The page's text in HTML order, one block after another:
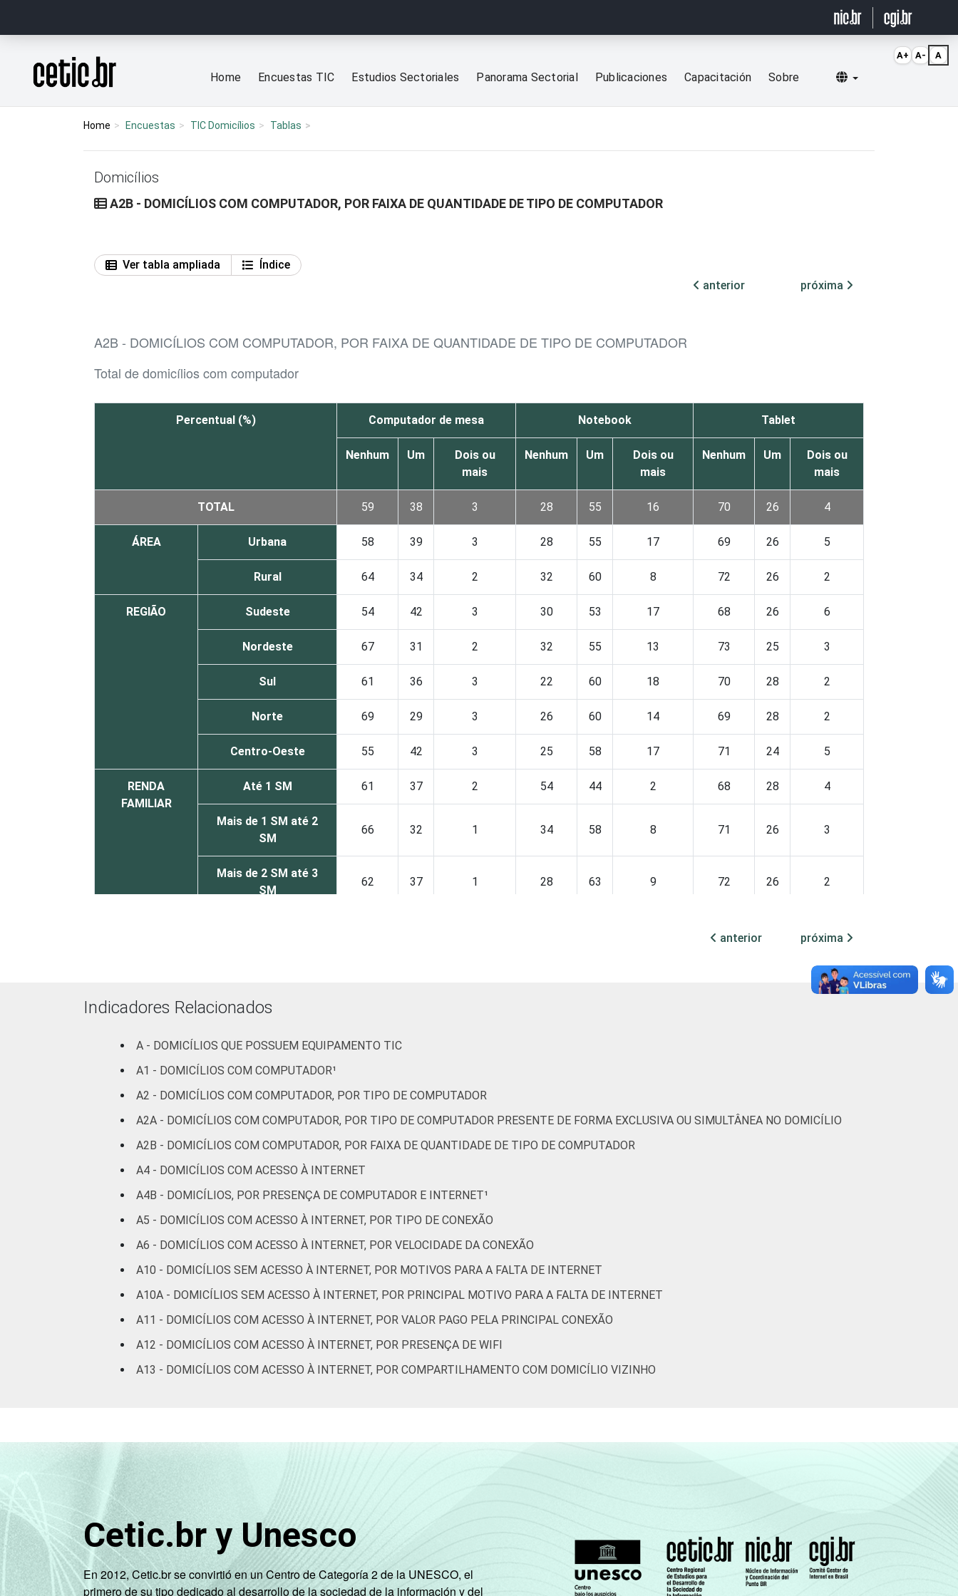
Página inicial
Home Encuestas TIC Estudios Sectoriales Panorama Sectorial Publicaciones Capacitación Sobre Selecionar idioma
Home Encuestas TIC Domicílios Tablas
Domicílios
A2B - DOMICÍLIOS COM COMPUTADOR, POR FAIXA DE QUANTIDADE DE TIPO DE COMPUTADOR
Ver tabla ampliada
Índice
anterior
próxima
A2B - DOMICÍLIOS COM COMPUTADOR, POR FAIXA DE QUANTIDADE DE TIPO DE COMPUTADOR
Total de domicílios com computador
Percentual (%) Computador de mesa Notebook Tablet
Nenhum Um
Dois ou
mais
Nenhum Um
Dois ou
mais
Nenhum Um
Dois ou
mais
TOTAL 59 38 3 28 55 16 70 26 4
ÁREA Urbana 58 39 3 28 55 17 69 26 5
Rural 64 34 2 32 60 8 72 26 2
REGIÃO Sudeste 54 42 3 30 53 17 68 26 6
Nordeste 67 31 2 32 55 13 73 25 3
Sul 61 36 3 22 60 18 70 28 2
Norte 69 29 3 26 60 14 69 28 2
Centro-Oeste 55 42 3 25 58 17 71 24 5
RENDA
FAMILIAR
Até 1 SM 61 37 2 54 44 2 68 28 4
Mais de 1 SM até 2
SM
66 32 1 34 58 8 71 26 3
Mais de 2 SM até 3
SM
62 37 1 28 63 9 72 26 2
73 4
4
Não tem renda
Não sabe 54 42 5
CLASSE
A 17
C 67 31 2
DE 76 24 0 49 48
Fonte: CGI.br/NIC.br, Centro Regional de Estudos para o Desenvolvimento da Sociedade da Informação (Cetic.br), Pesquisa sobre o uso das
tecnologias de informação e comunicação nos domicílios brasileiros - TIC Domicílios 2021.
anterior próxima
Indicadores Relacionados
A - DOMICÍLIOS QUE POSSUEM EQUIPAMENTO TIC
A1 - DOMICÍLIOS COM COMPUTADOR¹
A2 - DOMICÍLIOS COM COMPUTADOR, POR TIPO DE COMPUTADOR
A2A - DOMICÍLIOS COM COMPUTADOR, POR TIPO DE COMPUTADOR PRESENTE DE FORMA EXCLUSIVA OU SIMULTÂNEA NO DOMICÍLIO
A2B - DOMICÍLIOS COM COMPUTADOR, POR FAIXA DE QUANTIDADE DE TIPO DE COMPUTADOR
A4 - DOMICÍLIOS COM ACESSO À INTERNET
A4B - DOMICÍLIOS, POR PRESENÇA DE COMPUTADOR E INTERNET¹
A5 - DOMICÍLIOS COM ACESSO À INTERNET, POR TIPO DE CONEXÃO
A6 - DOMICÍLIOS COM ACESSO À INTERNET, POR VELOCIDADE DA CONEXÃO
A10 - DOMICÍLIOS SEM ACESSO À INTERNET, POR MOTIVOS PARA A FALTA DE INTERNET
A10A - DOMICÍLIOS SEM ACESSO À INTERNET, POR PRINCIPAL MOTIVO PARA A FALTA DE INTERNET
A11 - DOMICÍLIOS COM ACESSO À INTERNET, POR VALOR PAGO PELA PRINCIPAL CONEXÃO
A12 - DOMICÍLIOS COM ACESSO À INTERNET, POR PRESENÇA DE WIFI
A13 - DOMICÍLIOS COM ACESSO À INTERNET, POR COMPARTILHAMENTO COM DOMICÍLIO VIZINHO
Cetic.br y Unesco
En 2012, Cetic.br se convirtió en un Centro de Categoría 2 de la UNESCO, el
primero de su tipo dedicado al desarrollo de la sociedad de la información y del
A+ A- A